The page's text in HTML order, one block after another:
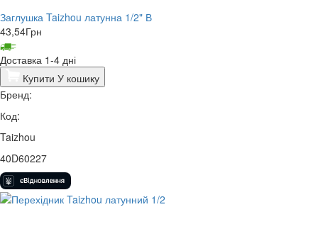
Заглушка Taizhou латунна 1/2" В
43,54Грн
Доставка 1-4 дні
Купити У кошику
Бренд:
Код:
Taizhou
40D60227